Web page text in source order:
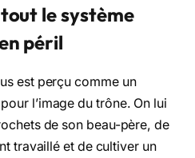
le système
péril
est perçu comme un
l’image du trône. On lui
de son beau-père, de
travaillé et de cultiver un